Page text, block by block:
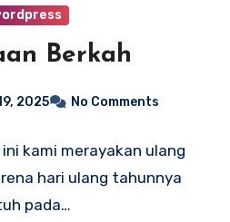
Berkah
2025 No Comments
kami merayakan ulang
hari ulang tahunnya
pada…